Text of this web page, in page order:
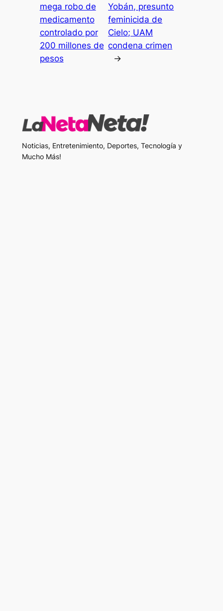
mega robo de
medicamento
controlado por
200 millones de
pesos
Yobán, presunto
feminicida de
Cielo; UAM
condena crimen
→
Noticias, Entretenimiento, Deportes, Tecnología y
Mucho Más!